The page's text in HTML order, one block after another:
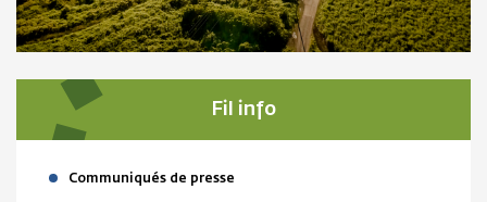
Fil info
Communiqués de presse